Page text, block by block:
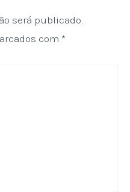
será publicado.
com *